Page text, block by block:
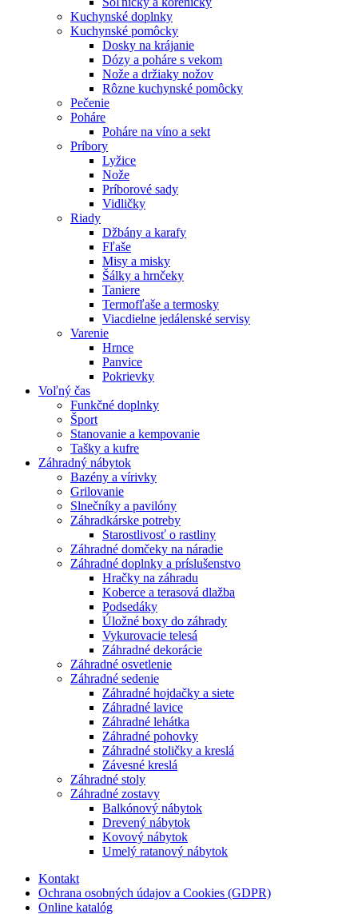
Kuchynské doplnky
Kuchynské pomôcky
Dosky na krájanie
Dózy a poháre s vekom
Nože a držiaky nožov
Rôzne kuchynské pomôcky
Pečenie
Poháre
Poháre na víno a sekt
Príbory
Lyžice
Nože
Príborové sady
Vidličky
Riady
Džbány a karafy
Fľaše
Misy a misky
Šálky a hrnčeky
Taniere
Termofľaše a termosky
Viacdielne jedálenské servisy
Varenie
Hrnce
Panvice
Pokrievky
Voľný čas
Funkčné doplnky
Šport
Stanovanie a kempovanie
Tašky a kufre
Záhradný nábytok
Bazény a vírivky
Grilovanie
Slnečníky a pavilóny
Záhradkárske potreby
Starostlivosť o rastliny
Záhradné domčeky na náradie
Záhradné doplnky a príslušenstvo
Hračky na záhradu
Koberce a terasová dlažba
Podsedáky
Úložné boxy do záhrady
Vykurovacie telesá
Záhradné dekorácie
Záhradné osvetlenie
Záhradné sedenie
Záhradné hojdačky a siete
Záhradné lavice
Záhradné lehátka
Záhradné pohovky
Záhradné stoličky a kreslá
Závesné kreslá
Záhradné stoly
Záhradné zostavy
Balkónový nábytok
Drevený nábytok
Kovový nábytok
Umelý ratanový nábytok
Kontakt
Ochrana osobných údajov a Cookies (GDPR)
Online katalóg